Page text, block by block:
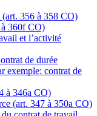
356 à 358 CO)
360f CO)
et l’activité
de durée
exemple: contrat de
à 346a CO)
(art. 347 à 350a CO)